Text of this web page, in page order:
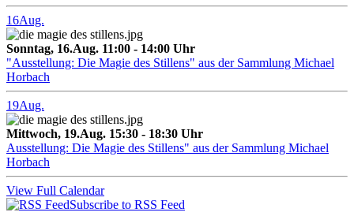
16Aug.
Sonntag, 16.Aug. 11:00 - 14:00 Uhr
"Ausstellung: Die Magie des Stillens" aus der Sammlung Michael
Horbach
19Aug.
Mittwoch, 19.Aug. 15:30 - 18:30 Uhr
Ausstellung: Die Magie des Stillens" aus der Sammlung Michael
Horbach
View Full Calendar
Subscribe to RSS Feed